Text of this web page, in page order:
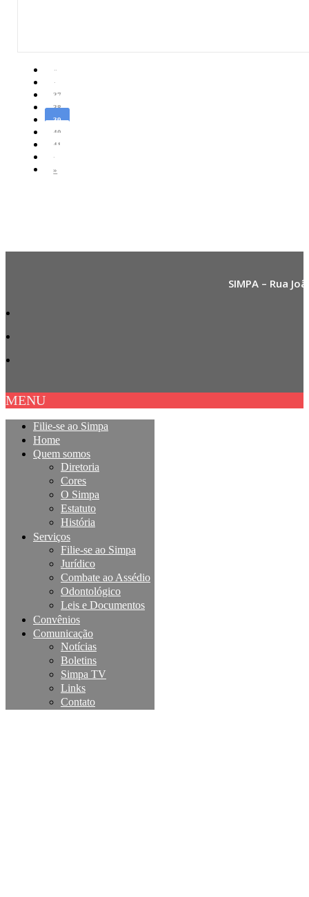
«
‹
37
38
39
40
41
›
»
SIMPA – Rua
MENU
Filie-se ao Simpa
Home
Quem somos
Diretoria
Cores
O Simpa
Estatuto
História
Serviços
Filie-se ao Simpa
Jurídico
Combate ao Assédio
Odontológico
Leis e Documentos
Convênios
Comunicação
Notícias
Boletins
Simpa TV
Links
Contato